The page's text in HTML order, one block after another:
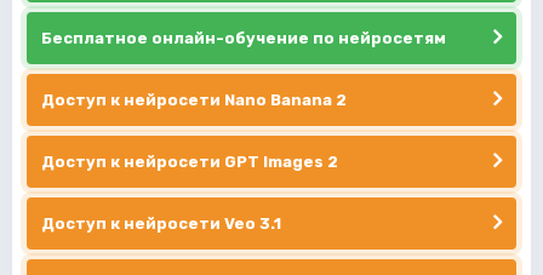
Бесплатное онлайн-обучение по нейросетям
Доступ к нейросети Nano Banana 2
Доступ к нейросети GPT Images 2
Доступ к нейросети Veo 3.1